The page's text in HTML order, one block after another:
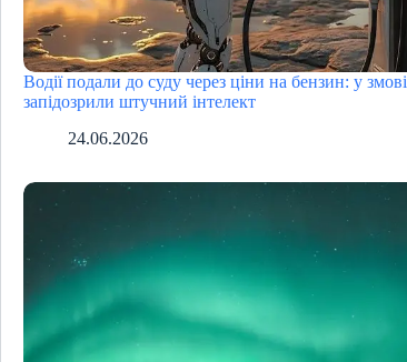
Водії подали до суду через ціни на бензин: у змові
запідозрили штучний інтелект
24.06.2026